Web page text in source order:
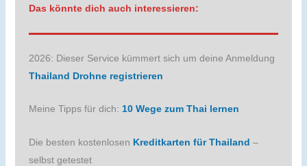
Das könnte dich auch interessieren:
2026: Dieser Service kümmert sich um deine Anmeldung
Thailand Drohne registrieren
Meine Tipps für dich: 10 Wege zum Thai lernen
Die besten kostenlosen Kreditkarten für Thailand –
selbst getestet